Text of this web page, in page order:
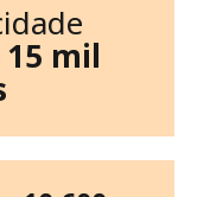
15 mil